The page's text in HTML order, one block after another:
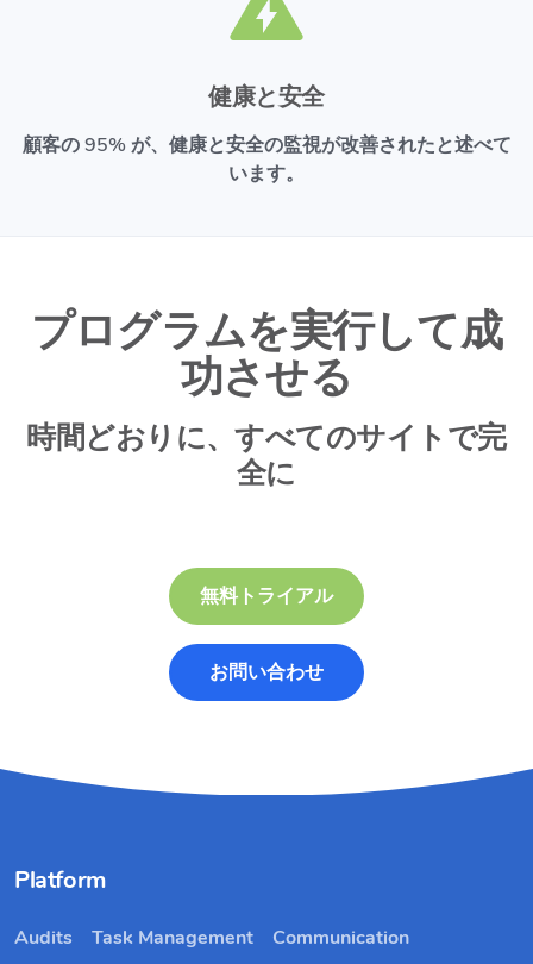
健康と安全
顧客の 95% が、健康と安全の監視が改善されたと述べて
います。
プログラムを実行して成
功させる
時間どおりに、すべてのサイトで完
全に
無料トライアル
お問い合わせ
Platform
Audits Task Management
Communication